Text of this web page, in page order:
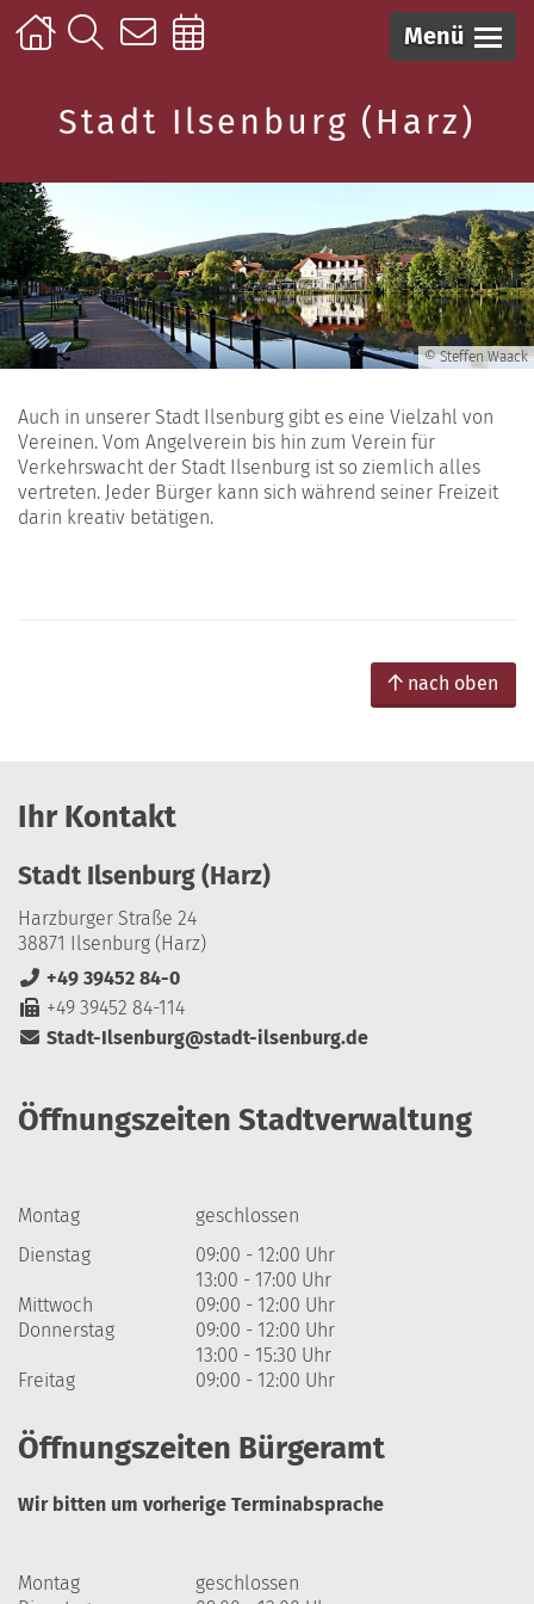
Menü
Stadt Ilsenburg (Harz)
© Steffen Waack
Auch in unserer Stadt Ilsenburg gibt es eine Vielzahl von
Vereinen. Vom Angelverein bis hin zum Verein für
Verkehrswacht der Stadt Ilsenburg ist so ziemlich alles
vertreten. Jeder Bürger kann sich während seiner Freizeit
darin kreativ betätigen.
nach oben
Ihr Kontakt
Stadt Ilsenburg (Harz)
Harzburger Straße 24
38871 Ilsenburg (Harz)
+49 39452 84-0
+49 39452 84-114
Stadt-Ilsenburg@stadt-ilsenburg.de
Öffnungszeiten Stadtverwaltung
Montag
geschlossen
Dienstag
09:00 - 12:00 Uhr
13:00 - 17:00 Uhr
Mittwoch
09:00 - 12:00 Uhr
Donnerstag
09:00 - 12:00 Uhr
13:00 - 15:30 Uhr
Freitag
09:00 - 12:00 Uhr
Öffnungszeiten Bürgeramt
Wir bitten um vorherige Terminabsprache
Montag
geschlossen